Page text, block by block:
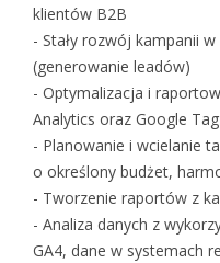
klientów B2B
- Stały rozwój kampanii
(generowanie leadów)
- Optymalizacja i
Analytics oraz Google
- Planowanie i wcielanie
o określony budżet,
- Tworzenie raportów z
- Analiza danych z
GA4, dane w systemach